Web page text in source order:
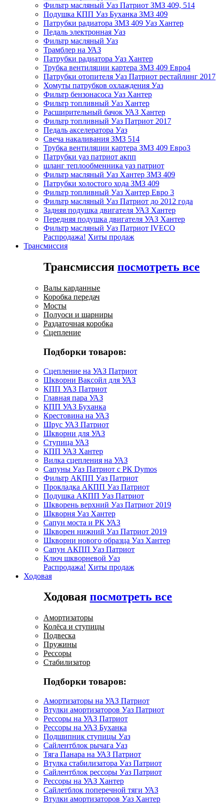
Фильтр масляный Уаз Патриот ЗМЗ 409, 514
Подушка КПП Уаз Буханка ЗМЗ 409
Патрубки радиатора ЗМЗ 409 Уаз Хантер
Педаль электронная Уаз
Фильтр масляный Уаз
Трамблер на УАЗ
Патрубки радиатора Уаз Хантер
Трубка вентиляции картера ЗМЗ 409 Евро4
Патрубки отопителя Уаз Патриот рестайлинг 2017
Хомуты патрубков охлаждения Уаз
Фильтр бензонасоса Уаз Хантер
Фильтр топливный Уаз Хантер
Расширительный бачок УАЗ Хантер
Фильтр топливный Уаз Патриот 2017
Педаль акселератора Уаз
Свеча накаливания ЗМЗ 514
Трубка вентиляции картера ЗМЗ 409 Евро3
Патрубки уаз патриот акпп
шланг теплообменника уаз патриот
Фильтр масляный Уаз Хантер ЗМЗ 409
Патрубки холостого хода ЗМЗ 409
Фильтр топливный Уаз Хантер Евро 3
Фильтр масляный Уаз Патриот до 2012 года
Задняя подушка двигателя УАЗ Хантер
Передняя подушка двигателя УАЗ Хантер
Фильтр масляный Уаз Патриот IVECO
Распродажа! Хиты продаж
Трансмиссия
Трансмиссия посмотреть все
Валы карданные
Коробка передач
Мосты
Полуоси и шарниры
Раздаточная коробка
Сцепление
Подборки товаров:
Сцепление на УАЗ Патриот
Шкворни Ваксойл для УАЗ
КПП УАЗ Патриот
Главная пара УАЗ
КПП УАЗ Буханка
Крестовина на УАЗ
Шрус УАЗ Патриот
Шкворни для УАЗ
Ступица УАЗ
КПП УАЗ Хантер
Вилка сцепления на УАЗ
Сапуны Уаз Патриот с РК Dymos
Фильтр АКПП Уаз Патриот
Прокладка АКПП Уаз Патриот
Подушка АКПП Уаз Патриот
Шкворень верхний Уаз Патриот 2019
Шкворня Уаз Хантер
Сапун моста и РК УАЗ
Шкворен нижний Уаз Патриот 2019
Шкворни нового образца Уаз Хантер
Сапун АКПП Уаз Патриот
Ключ шкворневой Уаз
Распродажа! Хиты продаж
Ходовая
Ходовая посмотреть все
Амортизаторы
Колёса и ступицы
Подвеска
Пружины
Рессоры
Стабилизатор
Подборки товаров:
Амортизаторы на УАЗ Патриот
Втулки амортизаторов Уаз Патриот
Рессоры на УАЗ Патриот
Рессоры на УАЗ Буханка
Подшипник ступицы Уаз
Сайлентблок рычага Уаз
Тяга Панара на УАЗ Патриот
Втулка стабилизатора Уаз Патриот
Сайлентблок рессоры Уаз Патриот
Рессоры на УАЗ Хантер
Сайлетблок поперечной тяги УАЗ
Втулки амортизаторов Уаз Хантер